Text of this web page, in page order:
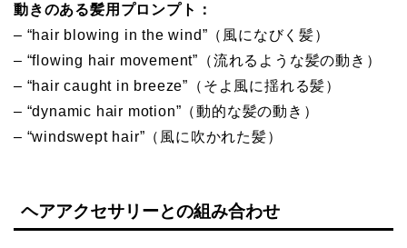
動きのある髪用プロンプト：
– “hair blowing in the wind”（風になびく髪）
– “flowing hair movement”（流れるような髪の動き）
– “hair caught in breeze”（そよ風に揺れる髪）
– “dynamic hair motion”（動的な髪の動き）
– “windswept hair”（風に吹かれた髪）
ヘアアクセサリーとの組み合わせ